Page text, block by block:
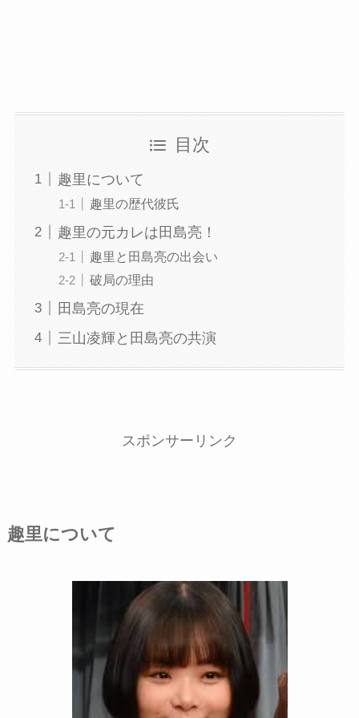
目次
趣里について
趣里の歴代彼氏
趣里の元カレは田島亮！
趣里と田島亮の出会い
破局の理由
田島亮の現在
三山凌輝と田島亮の共演
スポンサーリンク
趣里について